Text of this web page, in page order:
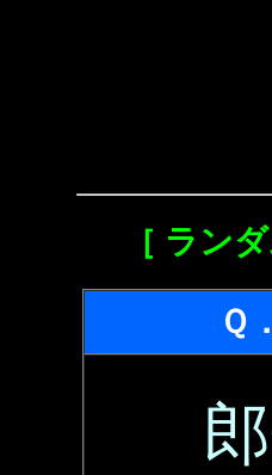
［ ラン
Ｑ